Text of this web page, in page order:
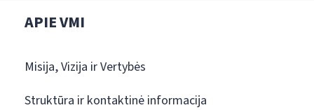
APIE VMI
Misija, Vizija ir Vertybės
Struktūra ir kontaktinė informacija